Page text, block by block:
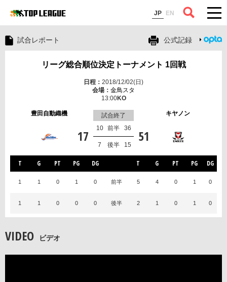
JP EN
コラム
試合レポート 公式記録
リーグ総合順位決定トーナメント 1回戦
2018/12/02(日)
金鳥スタ
13:00
豊田自動織機 キヤノン
試合終了
17 51
前半
10 36
後半
7 15
T G PT PG DG T G PT PG DG
1 1 0 1 0 前半 5 4 0 1 0
1 1 0 0 0 後半 2 1 0 1 0
VIDEO ビデオ